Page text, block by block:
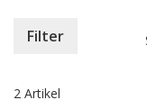
2 Artikel
Filter